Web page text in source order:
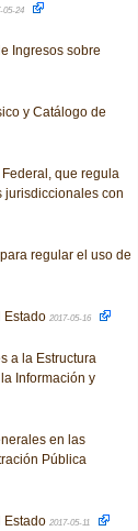
05-24
Ingresos sobre
y Catálogo de
que regula
jurisdiccionales con
regular el uso de
Estado 2017-05-16
a la Estructura
Información y
en las
Pública
Estado 2017-05-11